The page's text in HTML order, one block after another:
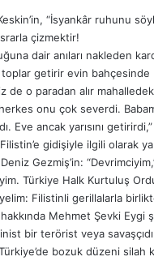
“İsyankâr ruhunu
çizmektir!
dair anıları nakleden
getirir evin bahçesinde
de o paradan alır
onu çok severdi.
Eve ancak yarısını
gidişiyle ilgili olarak
Gezmiş’in:
Türkiye Halk Kurtuluş
Filistinli gerillalarla
Mehmet Şevki Eygi
bir terörist veya
bozuk düzeni